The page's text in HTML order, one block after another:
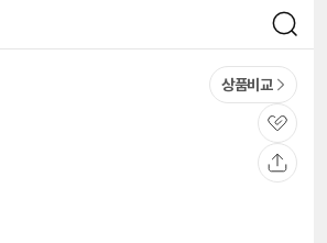
검
색
상품비교
관
심